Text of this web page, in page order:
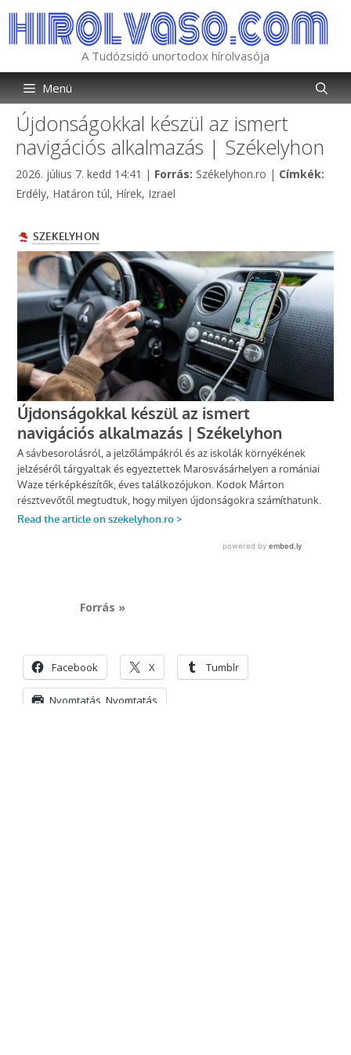
tartalomba
A Tudózsidó unortodox hírolvasója
Menü
Újdonságokkal készül az ismert
navigációs alkalmazás | Székelyhon
2026. július 7. kedd 14:41 | Forrás: Kategória
Székelyhon.ro | Címkék:
Erdély, Határon túl, Hírek, Izrael
Forrás »
Facebook X Tumblr
Nyomtatás Nyomtatás